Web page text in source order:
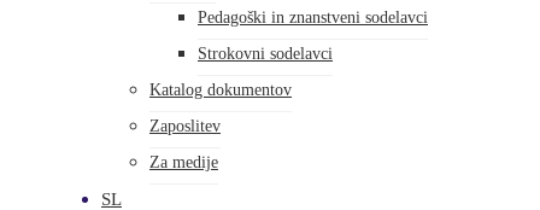
Pedagoški in znanstveni sodelavci
Strokovni sodelavci
Katalog dokumentov
Zaposlitev
Za medije
SL